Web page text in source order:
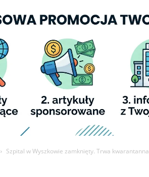
Szpital w Wyszkowie zamknięty. Trwa kwarantanna